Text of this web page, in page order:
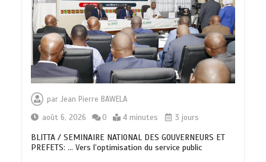
parJean Pierre BAWELA
août 6, 2026
0 4 minutes 3 jours
BLITTA / SEMINAIRE NATIONAL DES GOUVERNEURS ET
PREFETS: … Vers l’optimisation du service public